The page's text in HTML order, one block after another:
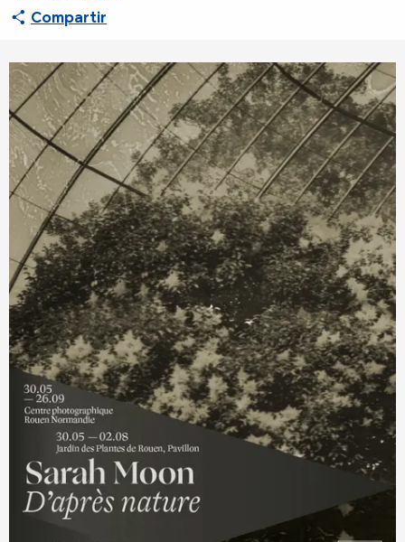
Compartir